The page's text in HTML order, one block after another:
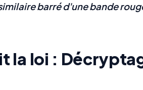
barré d'une bande
la loi :